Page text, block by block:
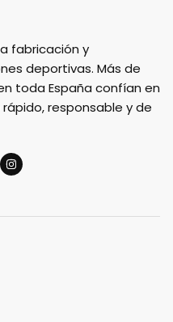
fabricación y
deportivas. Más de
toda España confían en
responsable y de